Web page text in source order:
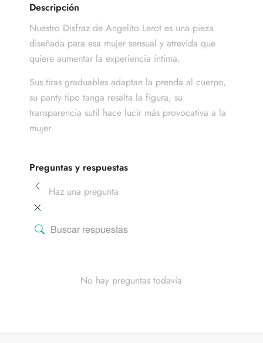
Descripción
Nuestro Disfraz de Angelito Lerot es una pieza
diseñada para esa mujer sensual y atrevida que
quiere aumentar la experiencia íntima.
Sus tiras graduables adaptan la prenda al cuerpo,
su panty tipo tanga resalta la figura, su
transparencia sutil hace lucir más provocativa a la
mujer.
Preguntas y respuestas
Haz una pregunta
No hay preguntas todavía